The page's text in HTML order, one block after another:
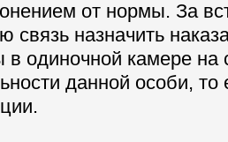
от нормы. За
связь назначить
одиночной камере на
данной особи, то